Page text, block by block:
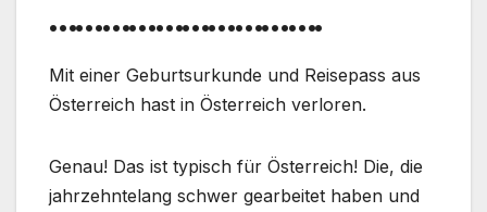
………………………….
Mit einer Geburtsurkunde und Reisepass aus
Österreich hast in Österreich verloren.
Genau! Das ist typisch für Österreich! Die, die
jahrzehntelang schwer gearbeitet haben und